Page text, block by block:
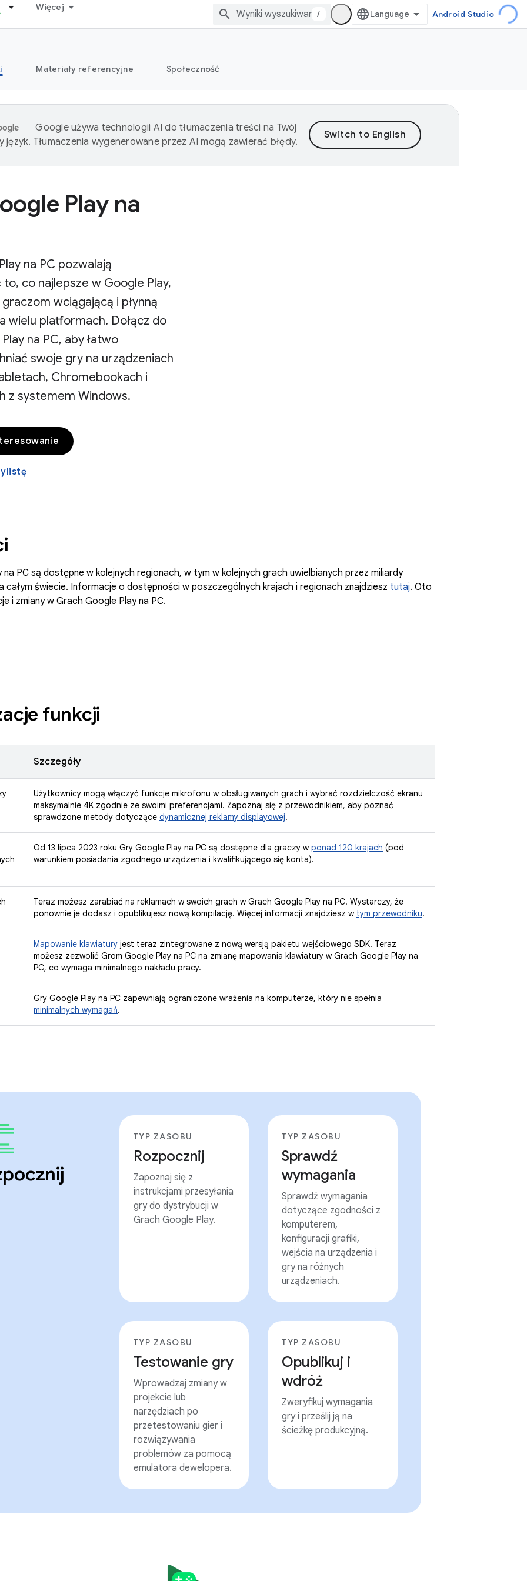
Więcej
/ Android Studio
Materiały referencyjne Społeczność
Google używa technologii AI do tłumaczenia treści na Twój
język. Tłumaczenia wygenerowane przez AI mogą zawierać błędy.
Play na
na PC pozwalają
co najlepsze w Google Play,
wciągającą i płynną
wielu platformach. Dołącz do
na PC, aby łatwo
swoje gry na urządzeniach
Chromebookach i
z systemem Windows.
na PC są dostępne w kolejnych regionach, w tym w kolejnych grach uwielbianych przez miliardy
całym świecie. Informacje o dostępności w poszczególnych krajach i regionach znajdziesz tutaj. Oto
i zmiany w Grach Google Play na PC.
funkcji
Szczegóły
Użytkownicy mogą włączyć funkcje mikrofonu w obsługiwanych grach i wybrać rozdzielczość ekranu
maksymalnie 4K zgodnie ze swoimi preferencjami. Zapoznaj się z przewodnikiem, aby poznać
sprawdzone metody dotyczące dynamicznej reklamy displayowej.
Od 13 lipca 2023 roku Gry Google Play na PC są dostępne dla graczy w ponad 120 krajach (pod
warunkiem posiadania zgodnego urządzenia i kwalifikującego się konta).
Teraz możesz zarabiać na reklamach w swoich grach w Grach Google Play na PC. Wystarczy, że
ponownie je dodasz i opublikujesz nową kompilację. Więcej informacji znajdziesz w tym przewodniku.
Mapowanie klawiatury jest teraz zintegrowane z nową wersją pakietu wejściowego SDK. Teraz
możesz zezwolić Grom Google Play na PC na zmianę mapowania klawiatury w Grach Google Play na
PC, co wymaga minimalnego nakładu pracy.
Gry Google Play na PC zapewniają ograniczone wrażenia na komputerze, który nie spełnia
minimalnych wymagań.
TYP ZASOBU
Rozpocznij
Zapoznaj się z
instrukcjami przesyłania
gry do dystrybucji w
Grach Google Play.
TYP ZASOBU
Sprawdź
wymagania
Sprawdź wymagania
dotyczące zgodności z
komputerem,
konfiguracji grafiki,
wejścia na urządzenia i
gry na różnych
urządzeniach.
TYP ZASOBU
Testowanie gry
Wprowadzaj zmiany w
projekcie lub
narzędziach po
przetestowaniu gier i
rozwiązywania
problemów za pomocą
emulatora dewelopera.
TYP ZASOBU
Opublikuj i
wdróż
Zweryfikuj wymagania
gry i prześlij ją na
ścieżkę produkcyjną.